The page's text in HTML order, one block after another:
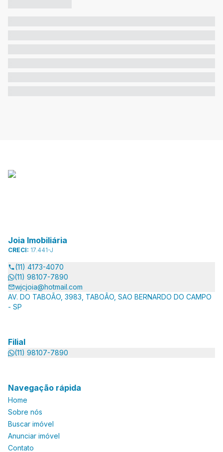
Joia Imobiliária
CRECI: 17.441-J
(11) 4173-4070
(11) 98107-7890
wjcjoia@hotmail.com
AV. DO TABOÃO, 3983, TABOÃO, SAO BERNARDO DO CAMPO
- SP
Filial
(11) 98107-7890
Navegação rápida
Home
Sobre nós
Buscar imóvel
Anunciar imóvel
Contato